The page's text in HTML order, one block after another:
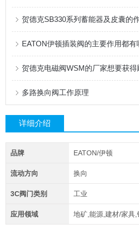
贺德克SB330系列蓄能器及皮囊的
EATON伊顿插装阀的主要作用都有
多路换向阀工作原理
详细介绍
品牌 EATON/伊顿
流动方向 换向
3C阀门类别 工业
应用领域 地矿,能源,建材/家具,